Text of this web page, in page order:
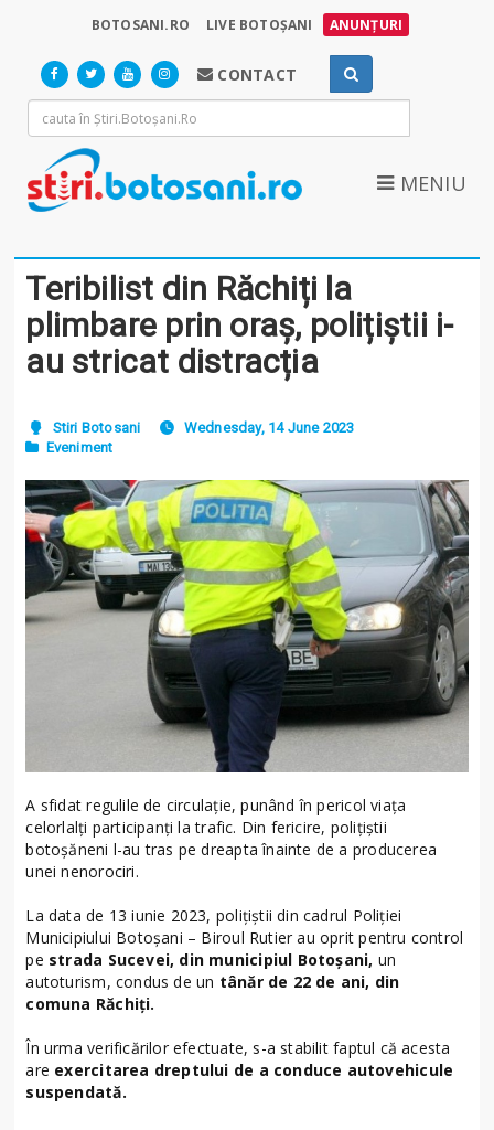
BOTOSANI.RO LIVE BOTOȘANI ANUNȚURI
CONTACT
MENIU
Teribilist din Răchiți la
plimbare prin oraș, polițiștii i-
au stricat distracția
Stiri Botosani
Wednesday, 14 June 2023
Eveniment
A sfidat regulile de circulație, punând în pericol viața
celorlalți participanți la trafic. Din fericire, polițiștii
botoșăneni l-au tras pe dreapta înainte de a producerea
unei nenorociri.
La data de 13 iunie 2023, polițiștii din cadrul Poliției
Municipiului Botoșani – Biroul Rutier au oprit pentru control
pe strada Sucevei, din municipiul Botoșani, un
autoturism, condus de un tânăr de 22 de ani, din
comuna Răchiți.
În urma verificărilor efectuate, s-a stabilit faptul că acesta
are exercitarea dreptului de a conduce autovehicule
suspendată.